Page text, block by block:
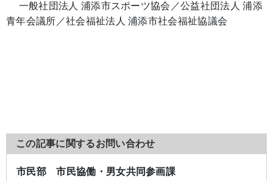
一般社団法人 浦添市スポーツ協会／公益社団法人 浦添
青年会議所／社会福祉法人 浦添市社会福祉協議会
この記事に関するお問い合わせ
市民部 市民協働・男女共同参画課